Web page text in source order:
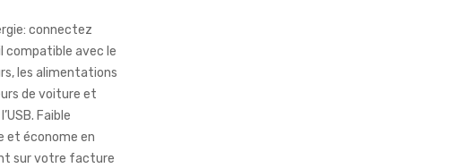
connectez
compatible avec le
les alimentations
de voiture et
Faible
et économe en
sur votre facture